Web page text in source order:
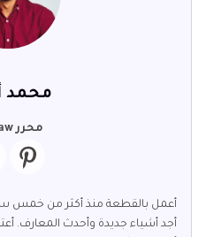
محمد
محرر HitPaw
أعمل بالقطعة منذ أكثر من خمس
أجد أشياء جديدة وأحدث المعارف.